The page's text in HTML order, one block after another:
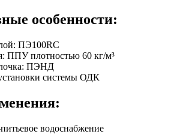
особенности:
ПЭ100RC
ППУ плотностью 60 кг/м³
ПЭНД
системы ОДК
водоснабжение